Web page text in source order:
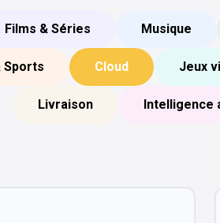
Films & Séries Musique
Sports Cloud Jeux
Livraison Intelligence